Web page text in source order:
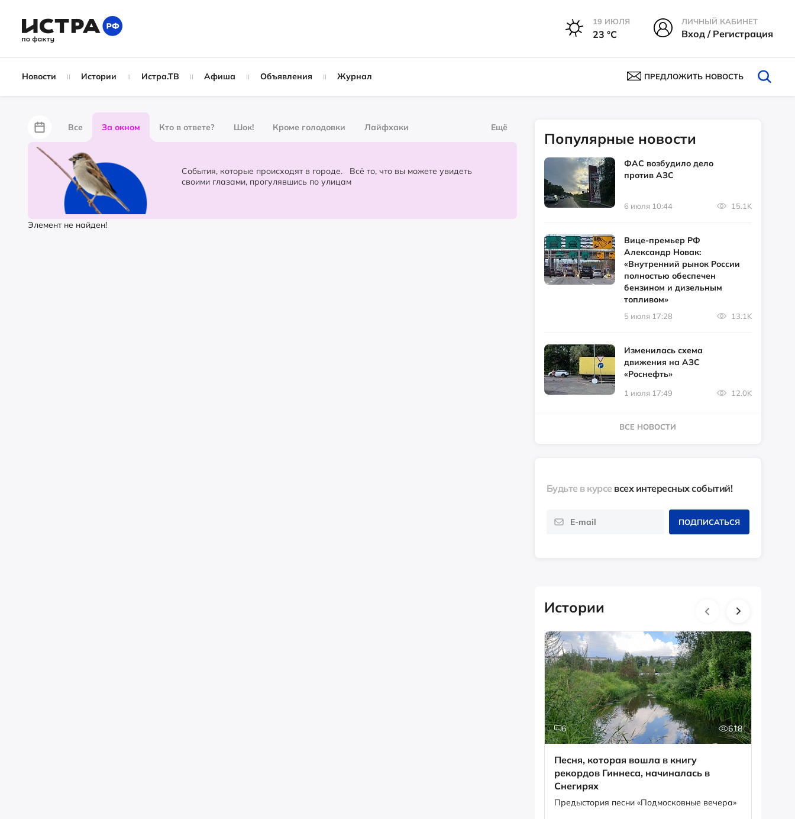
19 ИЮЛЯ
23 °С
ЛИЧНЫЙ КАБИНЕТ
Вход / Регистрация
Новости Истории Истра.ТВ Афиша Объявления Журнал ПРЕДЛОЖИТЬ НОВОСТЬ
Все За окном Кто в ответе? Шок! Кроме голодовки Лайфхаки
За забором
Партнёрский материал Народные новости Слухи
Ещё
События, которые происходят в городе. Всё то, что вы можете увидеть
своими глазами, прогулявшись по улицам
Элемент не найден!
Популярные новости
ФАС возбудило дело
против АЗС
6 июля 10:44 15.1K
Вице-премьер РФ
Александр Новак:
«Внутренний рынок России
полностью обеспечен
бензином и дизельным
топливом»
5 июля 17:28 13.1K
Изменилась схема
движения на АЗС
«Роснефть»
1 июля 17:49 12.0K
ВСЕ НОВОСТИ
Будьте в курсе всех интересных событий!
ПОДПИСАТЬСЯ
Истории
6 618
Песня, которая вошла в книгу
рекордов Гиннеса, начиналась в
Снегирях
Предыстория песни «Подмосковные вечера»